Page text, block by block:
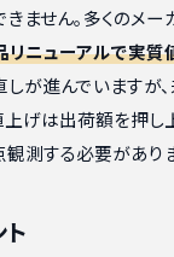
ません。多くのメ
リニューアルで実質
しが進んでいます
げは出荷額を押し
測する必要があり